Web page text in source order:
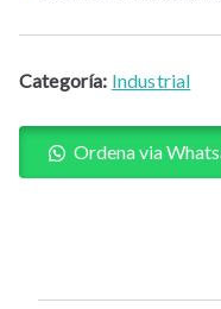
Categoría: Industrial
Ordena via